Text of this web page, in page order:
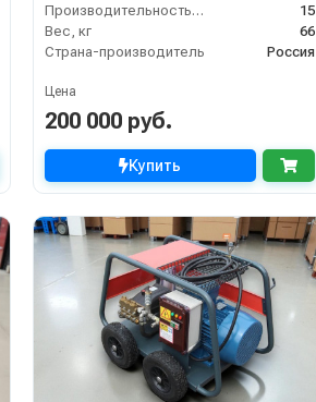
Производительность (л/мин)
15
Вес, кг
66
Страна-производитель
Россия
Цена
200 000 руб.
Купить